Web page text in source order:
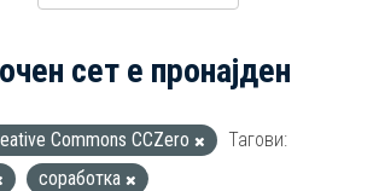
сет е пронајден
Commons CCZero
Тагови:
соработка